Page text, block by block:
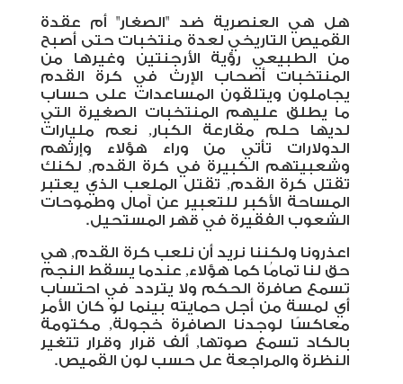
هل هي العنصرية ضد "الصغار" أم عقدة
القميص التاريخي لعدة منتخبات حتى أصبح
من الطبيعي رؤية الأرجنتين وغيرها من
المنتخبات أصحاب الإرث في كرة القدم
يجاملون ويتلقون المساعدات على حساب
ما يطلق عليهم المنتخبات الصغيرة التي
لديها حلم مقارعة الكبار, نعم مليارات
الدولارات تأتي من وراء هؤلاء وإرثهم
وشعبيتهم الكبيرة في كرة القدم, لكنك
تقتل كرة القدم, تقتل الملعب الذي يعتبر
المساحة الأكبر للتعبير عن آمال وطموحات
الشعوب الفقيرة في قهر المستحيل.
اعذرونا ولكننا نريد أن نلعب كرة القدم, هي
حق لنا تمامُا كما هؤلاء, عندما يسقط النجم
تسمع صافرة الحكم ولا يتردد في احتساب
أي لمسة من أجل حمايته بينما لو كان الأمر
معاكسًا لوجدنا الصافرة خجولة, مكتومة
بالكاد تسمع صوتها, ألف قرار وقرار تتغير
النظرة والمراجعة عل حسب لون القميص.